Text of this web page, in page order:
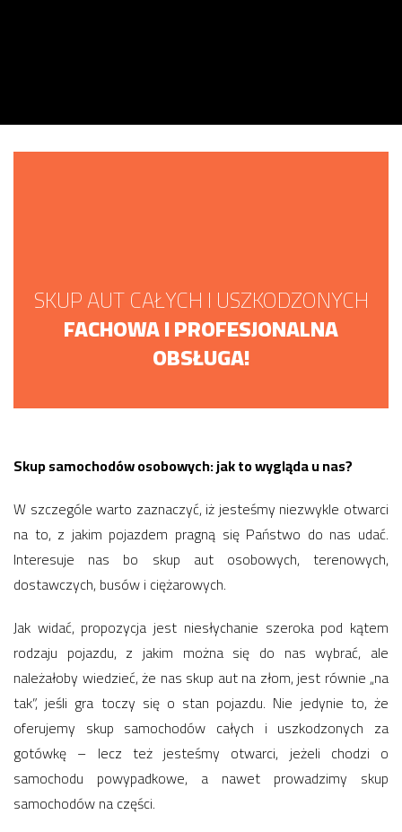
SKUP AUT CAŁYCH I USZKODZONYCH
FACHOWA I PROFESJONALNA
OBSŁUGA!
Skup samochodów osobowych: jak to wygląda u nas?
W szczególe warto zaznaczyć, iż jesteśmy niezwykle otwarci
na to, z jakim pojazdem pragną się Państwo do nas udać.
Interesuje nas bo skup aut osobowych, terenowych,
dostawczych, busów i ciężarowych.
Jak widać, propozycja jest niesłychanie szeroka pod kątem
rodzaju pojazdu, z jakim można się do nas wybrać, ale
należałoby wiedzieć, że nas skup aut na złom, jest równie „na
tak”, jeśli gra toczy się o stan pojazdu. Nie jedynie to, że
oferujemy skup samochodów całych i uszkodzonych za
gotówkę – lecz też jesteśmy otwarci, jeżeli chodzi o
samochodu powypadkowe, a nawet prowadzimy skup
samochodów na części.